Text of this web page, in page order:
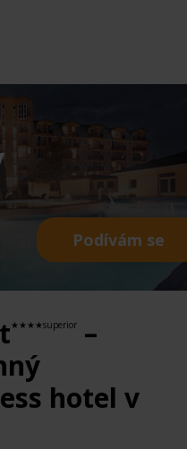
Podívám se
★★★★superior
–
hotel v